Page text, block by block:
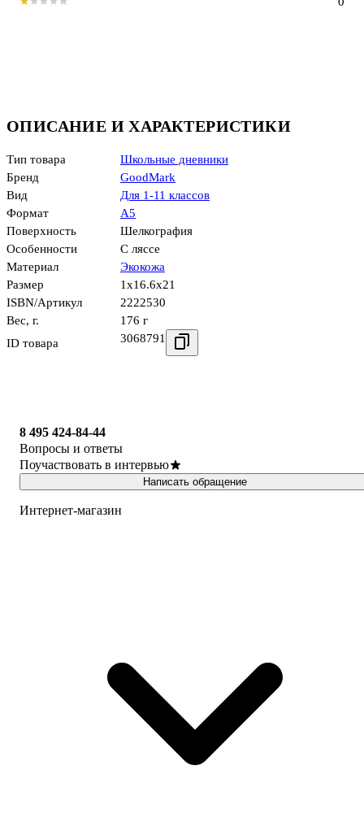
ОПИСАНИЕ И ХАРАКТЕРИСТИКИ
Тип товара
Школьные дневники
Бренд
GoodMark
Вид
Для 1-11 классов
Формат
А5
Поверхность
Шелкография
Особенности
С ляссе
Материал
Экокожа
Размер
1x16.6x21
ISBN/Артикул
2222530
Вес, г.
176 г
ID товара
3068791
8 495 424-84-44
Вопросы и ответы
Поучаствовать в интервью
Написать обращение
Интернет-магазин